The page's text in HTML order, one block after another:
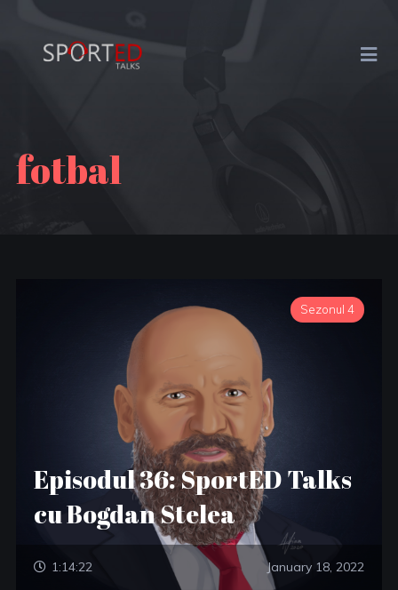
fotbal
Sezonul 4
Episodul 36: SportED Talks
cu Bogdan Stelea
1:14:22 January 18, 2022